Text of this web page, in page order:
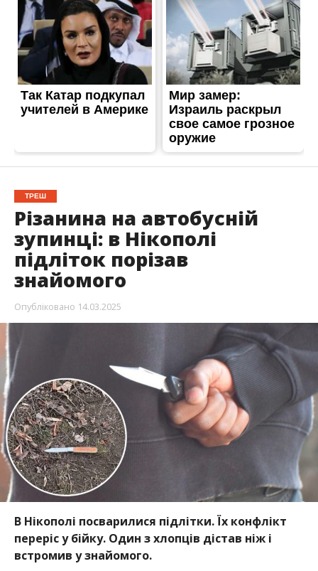
ТРЕШ
Різанина на автобусній
зупинці: в Нікополі
підліток порізав
знайомого
Опубліковано 14.03.2025
В Нікополі посварилися підлітки. Їх конфлікт
переріс у бійку. Один з хлопців дістав ніж і
встромив у знайомого.